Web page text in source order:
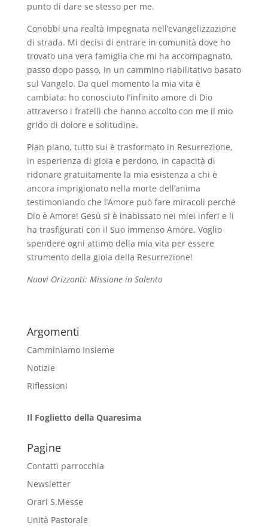
punto di dare se stesso per me.
Conobbi una realtà impegnata nell’evangelizzazione
di strada. Mi decisi di entrare in comunità dove ho
trovato una vera famiglia che mi ha accompagnato,
passo dopo passo, in un cammino riabilitativo basato
sul Vangelo. Da quel momento la mia vita è
cambiata: ho conosciuto l’infinito amore di Dio
attraverso i fratelli che hanno accolto con me il mio
grido di dolore e solitudine.
Pian piano, tutto sui è trasformato in Resurrezione,
in esperienza di gioia e perdono, in capacità di
ridonare gratuitamente la mia esistenza a chi è
ancora imprigionato nella morte dell’anima
testimoniando che l’Amore può fare miracoli perché
Dio è Amore! Gesù si è inabissato nei miei inferi e li
ha trasfigurati con il Suo immenso Amore. Voglio
spendere ogni attimo della mia vita per essere
strumento della gioia della Resurrezione!
Nuovi Orizzonti: Missione in Salento
Argomenti
Camminiamo Insieme
Notizie
Riflessioni
Il Foglietto della Quaresima
Pagine
Contatti parrocchia
Newsletter
Orari S.Messe
Unità Pastorale